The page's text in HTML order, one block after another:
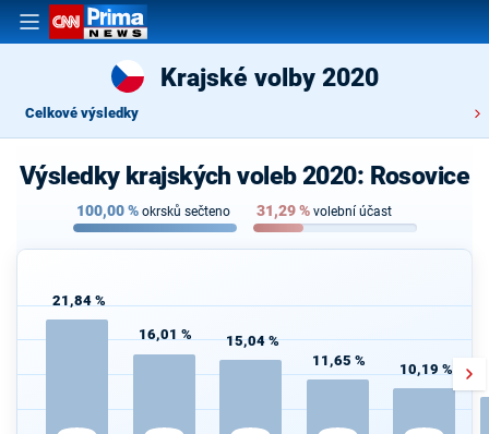
Krajské volby 2020
Celkové výsledky
Výsledky krajských voleb 2020: Rosovice
100,00% okrsků sečteno 31,29% volební účast
21,84 %
16,01 % 15,04 %
11,65 %
10,19 %